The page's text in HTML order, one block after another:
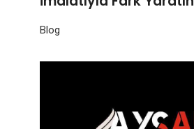
Blog